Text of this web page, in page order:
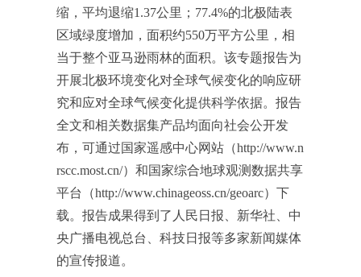
缩，平均退缩1.37公里；77.4%的北极陆表
区域绿度增加，面积约550万平方公里，相
当于整个亚马逊雨林的面积。该专题报告为
开展北极环境变化对全球气候变化的响应研
究和应对全球气候变化提供科学依据。报告
全文和相关数据集产品均面向社会公开发
布，可通过国家遥感中心网站（http://www.n
rscc.most.cn/）和国家综合地球观测数据共享
平台（http://www.chinageoss.cn/geoarc）下
载。报告成果得到了人民日报、新华社、中
央广播电视总台、科技日报等多家新闻媒体
的宣传报道。